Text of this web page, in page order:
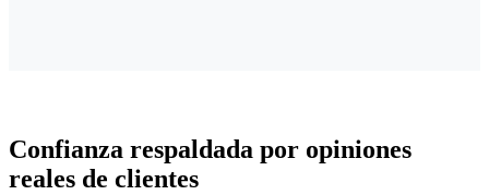
Confianza respaldada por opiniones
reales de clientes